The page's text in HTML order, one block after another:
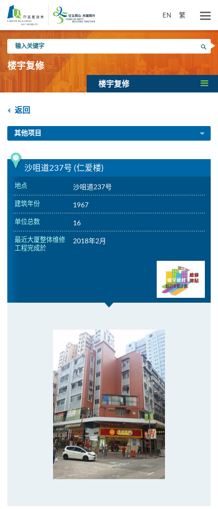
内
EN 繁
入
关
键
搜寻
楼宇复修
楼宇复修
返回
其他项目
沙咀道237号 (仁爱楼)
地点 沙咀道237号
建筑年份 1967
单位总数 16
最近大厦整体维修
工程完成於
2018年2月